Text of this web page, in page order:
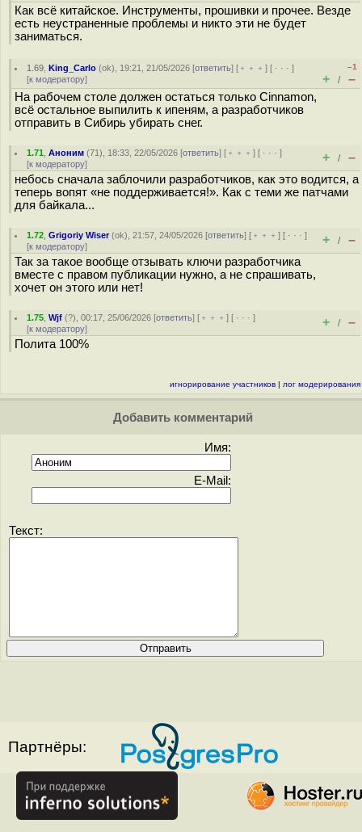
Как всё китайское. Инструменты, прошивки и прочее. Везде
есть неустраненные проблемы и никто эти не будет
заниматься.
1.69 ,King_Carlo (ok), 19:21, 21/05/2026 [ответить] [ ﹢﹢﹢] [ · · ·]
[к модератору]
–1
+ / –
На рабочем столе должен остаться только Cinnamon,
всё остальное выпилить к ипеням, а разработчиков
отправить в Сибирь убирать снег.
1.71 ,Аноним (71), 18:33, 22/05/2026 [ответить] [ ﹢﹢﹢] [ · · ·]
[к модератору] + / –
небось сначала заблочили разработчиков, как это водится, а
теперь вопят «не поддерживается!». Как с теми же патчами
для байкала...
1.72 ,Grigoriy Wiser(ok), 21:57, 24/05/2026 [ответить] [ ﹢﹢﹢] [ · · ·]
[к модератору] + / –
Так за такое вообще отзывать ключи разработчика
вместе с правом публикации нужно, а не спрашивать,
хочет он этого или нет!
1.75 ,Wjf (?), 00:17, 25/06/2026 [ответить] [ ﹢﹢﹢] [ · · ·]
[к модератору] + / –
Полита 100%
игнорирование участников | лог модерирования
Добавить комментарий
Имя:
E-Mail:
Текст:
Партнёры: